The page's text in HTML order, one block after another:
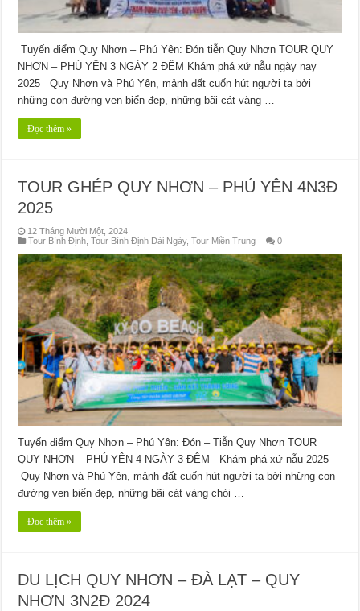
Tuyến điểm Quy Nhơn – Phú Yên: Đón tiễn Quy Nhơn TOUR QUY
NHƠN – PHÚ YÊN 3 NGÀY 2 ĐÊM Khám phá xứ nẫu ngày nay
2025 Quy Nhơn và Phú Yên, mảnh đất cuốn hút người ta bởi
những con đường ven biển đẹp, những bãi cát vàng …
Đọc thêm »
TOUR GHÉP QUY NHƠN – PHÚ YÊN 4N3Đ
2025
12 Tháng Mười Một, 2024
Tour Bình Định ,Tour Bình Định Dài Ngày,Tour Miền Trung 0
Tuyến điểm Quy Nhơn – Phú Yên: Đón – Tiễn Quy Nhơn TOUR
QUY NHƠN – PHÚ YÊN 4 NGÀY 3 ĐÊM Khám phá xứ nẫu 2025
Quy Nhơn và Phú Yên, mảnh đất cuốn hút người ta bởi những con
đường ven biển đẹp, những bãi cát vàng chói …
Đọc thêm »
DU LỊCH QUY NHƠN – ĐÀ LẠT – QUY
NHƠN 3N2Đ 2024